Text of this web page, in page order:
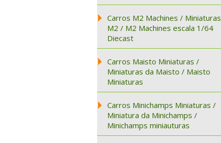
Carros M2 Machines / Miniaturas
M2 / M2 Machines escala 1/64
Diecast
Carros Maisto Miniaturas /
Miniaturas da Maisto / Maisto
Miniaturas
Carros Minichamps Miniaturas /
Miniatura da Minichamps /
Minichamps miniauturas